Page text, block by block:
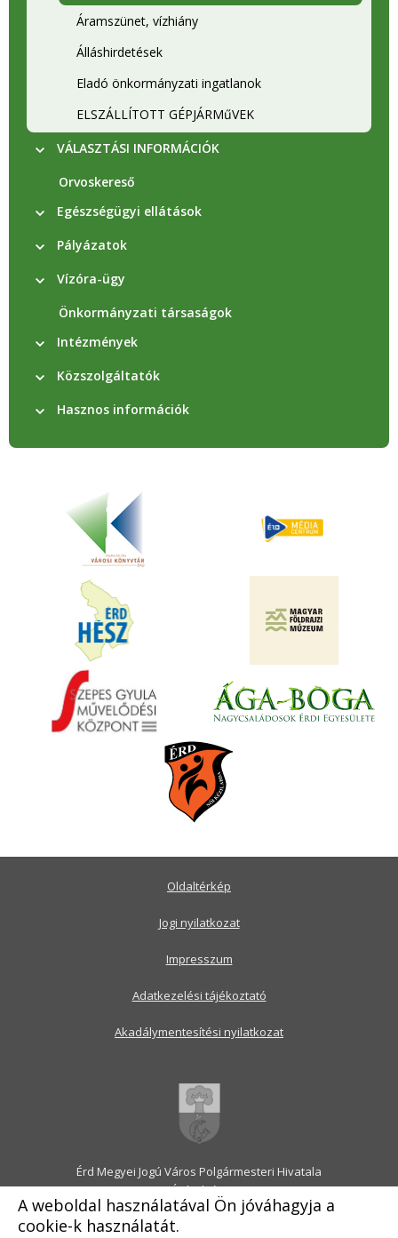
A weboldal használatával Ön jóváhagyja a
cookie-k használatát.
Áramszünet, vízhiány
Álláshirdetések
Eladó önkormányzati ingatlanok
ELSZÁLLÍTOTT GÉPJÁRMűVEK
VÁLASZTÁSI INFORMÁCIÓK
Orvoskereső
Egészségügyi ellátások
Pályázatok
Vízóra-ügy
Önkormányzati társaságok
Intézmények
Közszolgáltatók
Hasznos információk
Érd Megyei Jogú Város Polgármesteri Hivatala
2030 Érd, Alsó utca 1.
Levélcím: 2031 Érd, Pf.: 31
E-mail:onkormanyzat@erd.hu
Oldaltérkép
Jogi nyilatkozat
Impresszum
Adatkezelési tájékoztató
Akadálymentesítési nyilatkozat